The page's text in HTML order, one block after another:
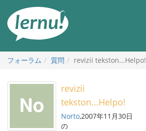
フォーラム
質問 revizii tekston...Helpo!
revizii
tekston...Helpo!
Norto,2007年11月30日
の